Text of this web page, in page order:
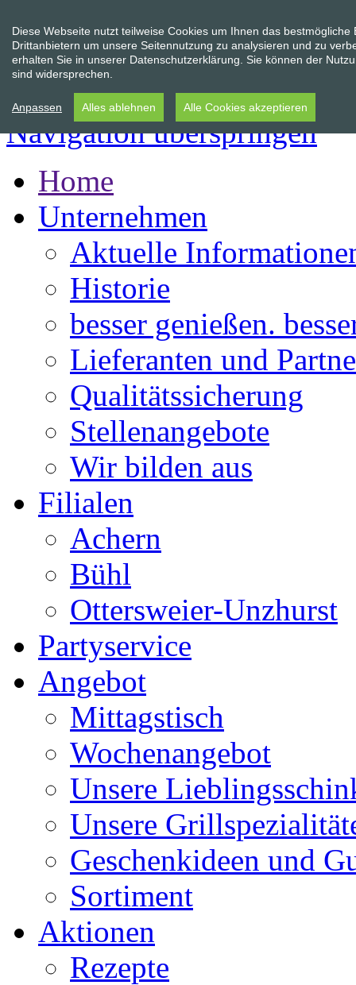
Navigation überspringen
Home
Unternehmen
Aktuelle
Historie
besser genießen.
Lieferanten und
Qualitätssicherung
Stellenangebote
Wir bilden aus
Filialen
Achern
Bühl
Ottersweier-Unzhurst
Partyservice
Angebot
Mittagstisch
Wochenangebot
Unsere
Unsere
Geschenkideen und
Sortiment
Aktionen
Rezepte
Diese Webseite nutzt teilweise Cookies um Ihnen das
Drittanbietern um unsere Seitennutzung zu analysieren und zu
erhalten Sie in unserer Datenschutzerklärung. Sie können der
sind widersprechen.
Anpassen Alles ablehnen Alle Cookies akzeptieren